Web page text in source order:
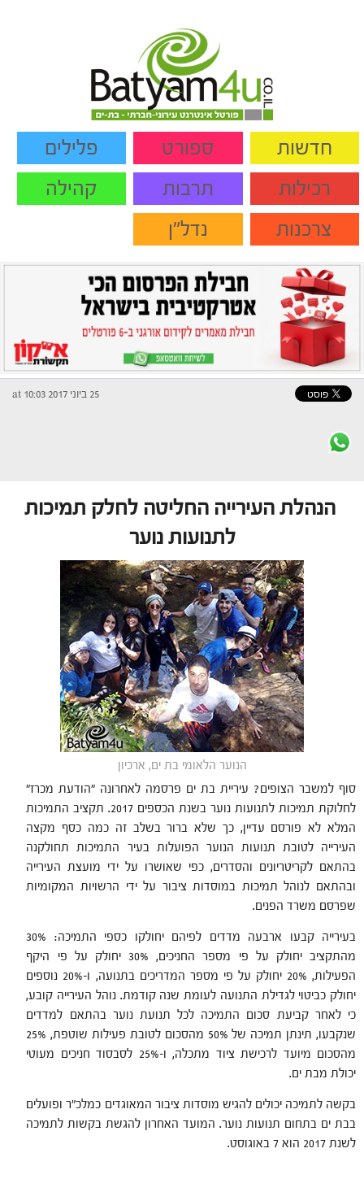
חדשות ספורט
פלילים
רכילות
תרבות
קהילה
צרכנות
נדל"ן
25 ביוני 2017 at 10:03
הנהלת העירייה החליטה לחלק תמיכות
לתנועות נוער
הנוער הלאומי בת ים, ארכיון
סוף למשבר הצופים? עיריית בת ים פרסמה לאחרונה "הודעת מכרז"
לחלוקת תמיכות לתנועות נוער בשנת הכספים 2017. תקציב התמיכות
המלא לא פורסם עדיין, כך שלא ברור בשלב זה כמה כסף מקצה
העירייה לטובת תנועות הנוער הפועלות בעיר התמיכות תחולקנה
בהתאם לקריטריונים והסדרים, כפי שאושרו על ידי מועצת העירייה
ובהתאם לנוהל תמיכות במוסדות ציבור על ידי הרשויות המקומיות
שפרסם משרד הפנים.
בעירייה קבעו ארבעה מדדים לפיהם יחולקו כספי התמיכה: 30%
מהתקציב יחולק על פי מספר החניכים, 30% יחולק על פי היקף
הפעילות, 20% יחולק על פי מספר המדריכים בתנועה, ו-20% נוספים
יחולק כביטוי לגדילת התנועה לעומת שנה קודמת. נוהל העירייה קובע,
כי לאחר קביעת סכום התמיכה לכל תנועת נוער בהתאם למדדים
שנקבעו, תינתן תמיכה של 50% מהסכום לטובת פעילות שוטפת, 25%
מהסכום מיועד לרכישת ציוד מתכלה, ו-25% לסבסוד חניכים מעוטי
יכולת מבת ים.
בקשה לתמיכה יכולים להגיש מוסדות ציבור המאוגדים כמלכ"ר ופועלים
בבת ים בתחום תנועות נוער. המועד האחרון להגשת בקשות לתמיכה
לשנת 2017 הוא 7 באוגוסט.